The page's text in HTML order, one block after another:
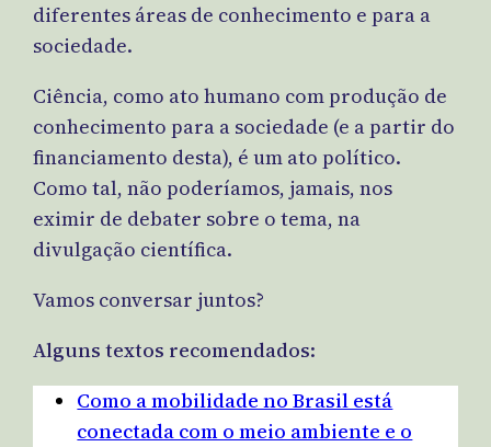
diferentes áreas de conhecimento e para a
sociedade.
Ciência, como ato humano com produção de
conhecimento para a sociedade (e a partir do
financiamento desta), é um ato político.
Como tal, não poderíamos, jamais, nos
eximir de debater sobre o tema, na
divulgação científica.
Vamos conversar juntos?
Alguns textos recomendados:
Como a mobilidade no Brasil está
conectada com o meio ambiente e o